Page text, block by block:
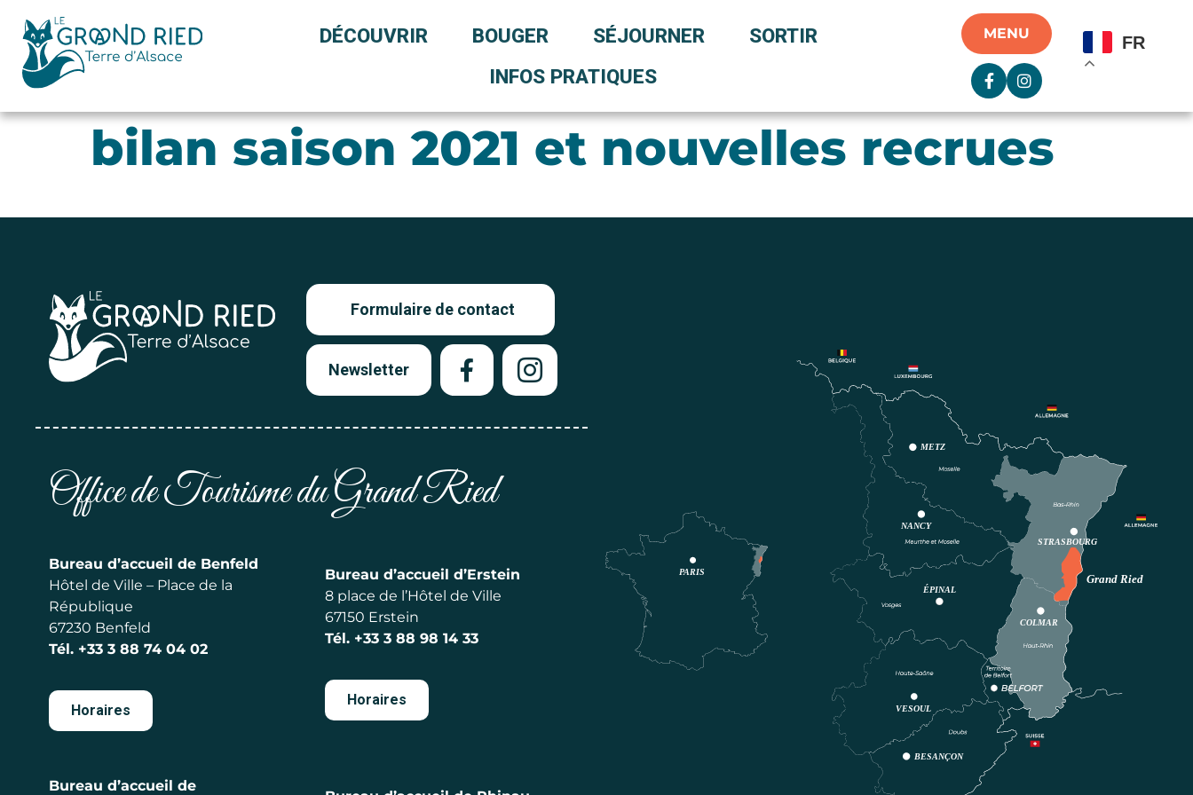
DÉCOUVRIR BOUGER SÉJOURNER
SORTIR
INFOS PRATIQUES
MENU FR
bilan saison 2021 et nouvelles recrues
Formulaire de contact
Newsletter
Office de Tourisme du Grand Ried
Bureau d’accueil de Benfeld
Hôtel de Ville – Place de la
République
67230 Benfeld
Tél. +33 3 88 74 04 02
Horaires
Bureau d’accueil d’Erstein
8 place de l’Hôtel de Ville
67150 Erstein
Tél. +33 3 88 98 14 33
Horaires
Bureau d’accueil de